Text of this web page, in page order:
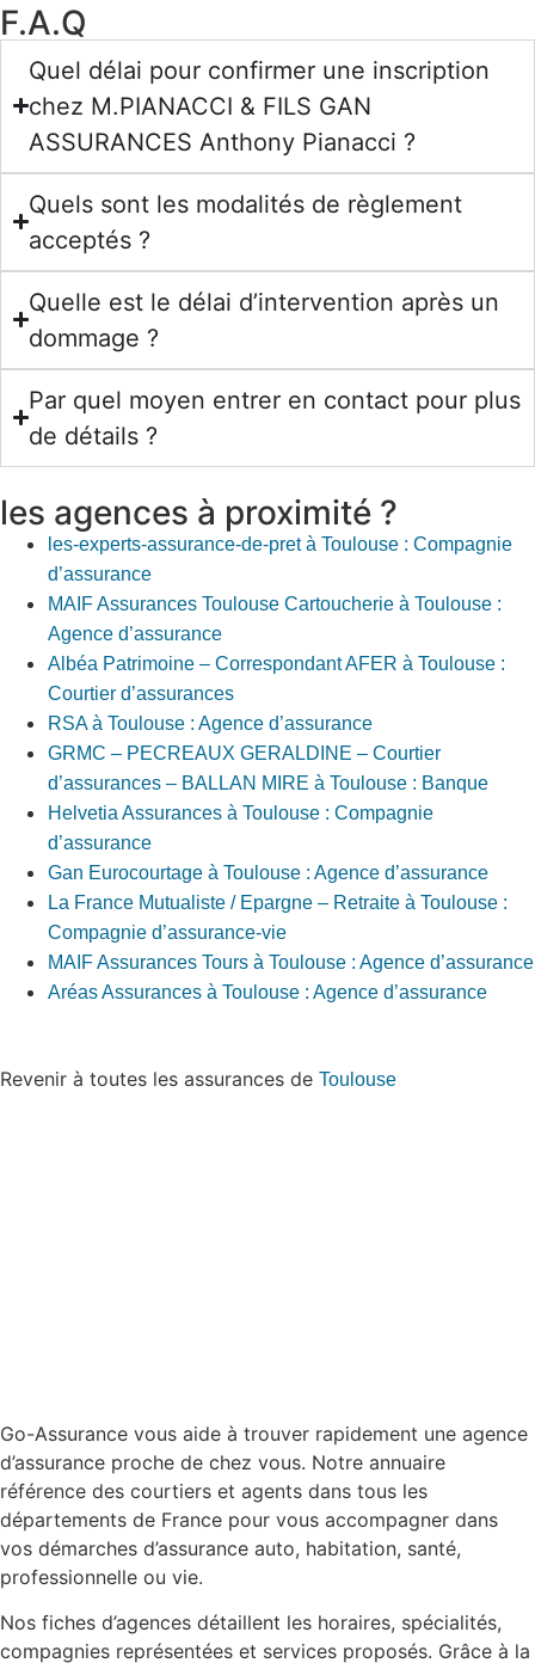
F.A.Q
Quel délai pour confirmer une inscription
chez M.PIANACCI & FILS GAN
ASSURANCES Anthony Pianacci ?
Quels sont les modalités de règlement
acceptés ?
Quelle est le délai d’intervention après un
dommage ?
Par quel moyen entrer en contact pour plus
de détails ?
les agences à proximité ?
les-experts-assurance-de-pret à Toulouse : Compagnie
d’assurance
MAIF Assurances Toulouse Cartoucherie à Toulouse :
Agence d’assurance
Albéa Patrimoine – Correspondant AFER à Toulouse :
Courtier d’assurances
RSA à Toulouse : Agence d’assurance
GRMC – PECREAUX GERALDINE – Courtier
d’assurances – BALLAN MIRE à Toulouse : Banque
Helvetia Assurances à Toulouse : Compagnie
d’assurance
Gan Eurocourtage à Toulouse : Agence d’assurance
La France Mutualiste / Epargne – Retraite à Toulouse :
Compagnie d’assurance-vie
MAIF Assurances Tours à Toulouse : Agence d’assurance
Aréas Assurances à Toulouse : Agence d’assurance
Revenir à toutes les assurances de Toulouse
Go-Assurance vous aide à trouver rapidement une agence
d’assurance proche de chez vous. Notre annuaire
référence des courtiers et agents dans tous les
départements de France pour vous accompagner dans
vos démarches d’assurance auto, habitation, santé,
professionnelle ou vie.
Nos fiches d’agences détaillent les horaires, spécialités,
compagnies représentées et services proposés. Grâce à la